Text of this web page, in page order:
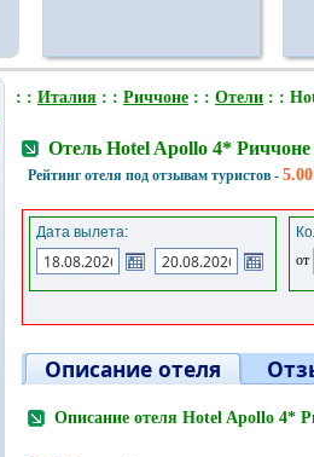
: : Италия : : Риччоне : : Отели : :
Отель Hotel Apollo 4*
Рейтинг отеля под отзывам туристов -
Дата вылета:
от
Описание отеля
Описание отеля Hotel Apollo 4*